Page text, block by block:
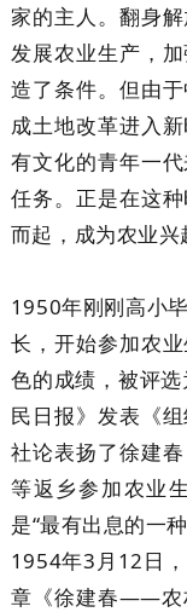
家的主人。翻身
发展农业生产，
造了条件。但由
成土地改革进入
有文化的青年一
任务。正是在这
而起，成为农业兴
1950年刚刚高小
长，开始参加农
色的成绩，被评
民日报》发表《
社论表扬了徐建
等返乡参加农业
是“最有出息的一
1954年3月12日
章《徐建春——农